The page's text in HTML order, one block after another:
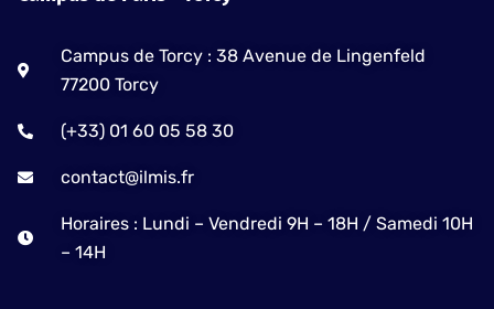
Campus de Torcy : 38 Avenue de Lingenfeld
77200 Torcy
(+33) 01 60 05 58 30
contact@ilmis.fr
Horaires : Lundi – Vendredi 9H – 18H / Samedi 10H
– 14H